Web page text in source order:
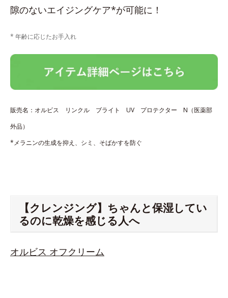
隙のないエイジングケア*が可能に！
* 年齢に応じたお手入れ
販売名：オルビス リンクル ブライト UV プロテクター N（医薬部
外品）
*メラニンの生成を抑え、シミ、そばかすを防ぐ
【クレンジング】ちゃんと保湿してい
るのに乾燥を感じる人へ
オルビス オフクリーム